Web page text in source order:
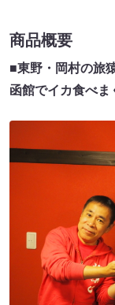
商品概要
■東野・岡村の旅
函館でイカ食べま